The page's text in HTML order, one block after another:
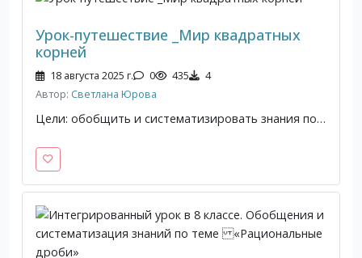
Урок-путешествие _Мир квадратных
корней
18 августа 2025 г. 0 435 4
Автор: Светлана Юрова
Цели: обобщить и систематизировать знания по теме “Квадратные корни”; способствовать развитию навыка самостоятельного применения знаний при преобразовании выражений, содержащих квадратные корни; развивать логическое мышление; повышать интерес к предметам.